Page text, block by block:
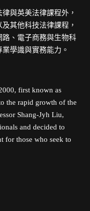
與英美法律課程外，
其他科技法律課程，
、電子商務與生物科
學識與實務能力。
first known as
the rapid growth of the
Shang-Jyh Liu,
and decided to
for those who seek to